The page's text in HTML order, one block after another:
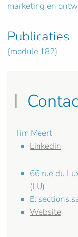
marketing en
Publicaties
{module 182}
Tim Meert
Linkedin
66 rue du
(LU)
E:
Website